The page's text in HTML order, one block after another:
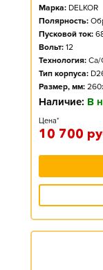
Марка: DELKOR
Полярность:
Пусковой ток:
Вольт: 12
Технология: Ca/
Тип корпуса:
Размер, мм:
Наличие: В
Цена*
10 700